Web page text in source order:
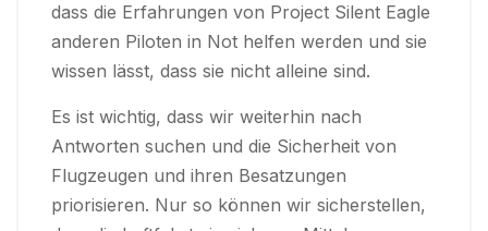
dass die Erfahrungen von Project Silent Eagle
anderen Piloten in Not helfen werden und sie
wissen lässt, dass sie nicht alleine sind.
Es ist wichtig, dass wir weiterhin nach
Antworten suchen und die Sicherheit von
Flugzeugen und ihren Besatzungen
priorisieren. Nur so können wir sicherstellen,